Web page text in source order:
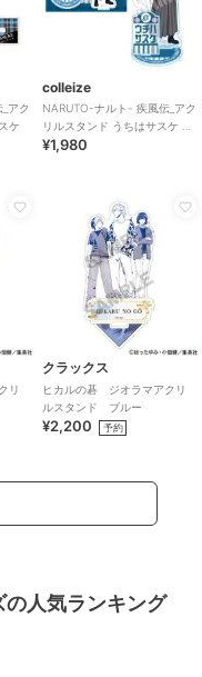
アク
ケ
colleize
NARUTO-ナルト- 疾風伝_アク
リルスタンド うちはサスケ 書
生風ver.
¥1,980
リ
クラックス
ヒカルの碁 ジオラマアクリ
ルスタンド ブルー
¥2,200 予約
人気ランキング